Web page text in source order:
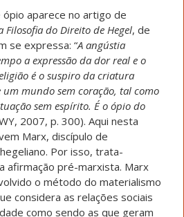
aparece no artigo de
Filosofia do Direito de Hegel, de
se expressa: “A angústia
a expressão da dor real e o
é o suspiro da criatura
mundo sem coração, tal como
sem espírito. É o ópio do
2007, p. 300). Aqui nesta
Marx, discípulo de
Por isso, trata-
afirmação pré-marxista. Marx
o método do materialismo
considera as relações sociais
como sendo as que geram